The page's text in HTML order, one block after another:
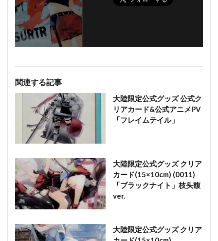
関連する記事
大陸限定公式グッズ 公式ク
リアカード&公式アニメPV
「フレイムテイル」
大陸限定公式グッズ クリア
カード(15×10cm) (0011)
「ブラックナイト」枝头馥
ver.
大陸限定公式グッズ クリア